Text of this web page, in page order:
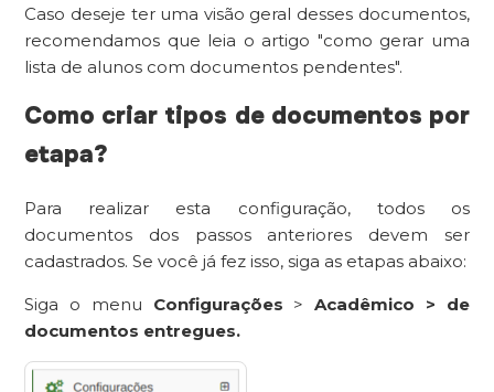
Caso deseje ter uma visão geral desses documentos,
recomendamos que leia o artigo "como gerar uma
lista de alunos com documentos pendentes".
Como criar tipos de documentos por
etapa?
Para realizar esta configuração, todos os
documentos dos passos anteriores devem ser
cadastrados. Se você já fez isso, siga as etapas abaixo:
Siga o menu Configurações >Acadêmico > de
documentos entregues.